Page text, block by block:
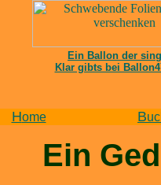
Ein Ballon der
Klar gibts bei
Home B
Ein